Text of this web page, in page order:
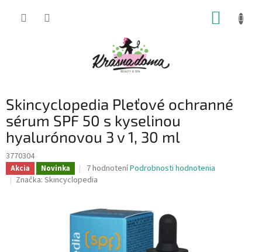
Skincyclopedia Pleťové ochranné
sérum SPF 50 s kyselinou
hyalurónovou 3 v 1, 30 ml
3770304
Akcia Novinka
Priemerné
hodnotenie
4,6
5
hviezdičiek.
7 hodnoteníPodrobnosti hodnotenia
Značka: Skincyclopedia